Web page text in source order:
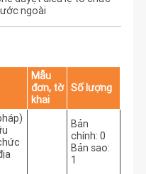
ngoài
Mẫu
đơn, tờ
khai
Số lượng
Bản
chính: 0
Bản sao:
1